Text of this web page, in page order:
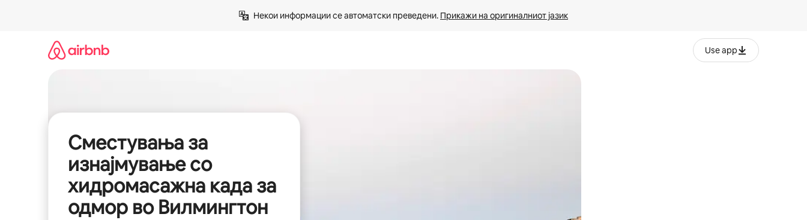
Некои информации се автоматски преведени. Прикажи на оригиналниот јазик
Use app
Сместувања за
изнајмување со
хидромасажна када за
одмор во Вилмингтон